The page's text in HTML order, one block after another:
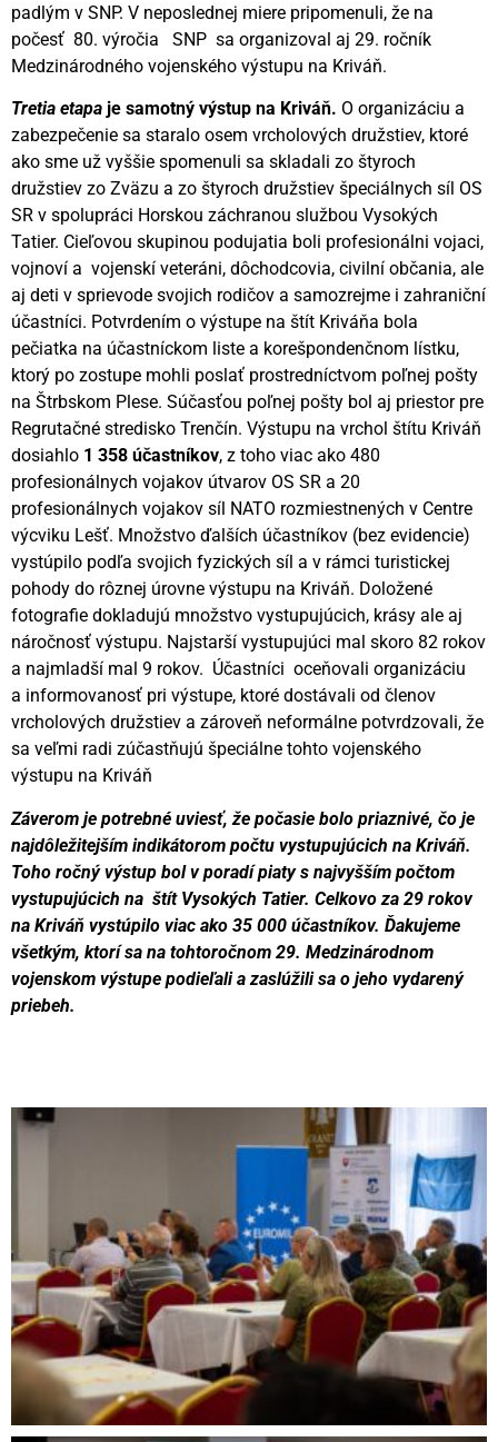
padlým v SNP. V neposlednej miere pripomenuli, že na
počesť 80. výročia SNP sa organizoval aj 29. ročník
Medzinárodného vojenského výstupu na Kriváň.
Tretia etapa je samotný výstup na Kriváň. O organizáciu a
zabezpečenie sa staralo osem vrcholových družstiev, ktoré
ako sme už vyššie spomenuli sa skladali zo štyroch
družstiev zo Zväzu a zo štyroch družstiev špeciálnych síl OS
SR v spolupráci Horskou záchranou službou Vysokých
Tatier. Cieľovou skupinou podujatia boli profesionálni vojaci,
vojnoví a vojenskí veteráni, dôchodcovia, civilní občania, ale
aj deti v sprievode svojich rodičov a samozrejme i zahraniční
účastníci. Potvrdením o výstupe na štít Kriváňa bola
pečiatka na účastníckom liste a korešpondenčnom lístku,
ktorý po zostupe mohli poslať prostredníctvom poľnej pošty
na Štrbskom Plese. Súčasťou poľnej pošty bol aj priestor pre
Regrutačné stredisko Trenčín. Výstupu na vrchol štítu Kriváň
dosiahlo 1 358 účastníkov, z toho viac ako 480
profesionálnych vojakov útvarov OS SR a 20
profesionálnych vojakov síl NATO rozmiestnených v Centre
výcviku Lešť. Množstvo ďalších účastníkov (bez evidencie)
vystúpilo podľa svojich fyzických síl a v rámci turistickej
pohody do rôznej úrovne výstupu na Kriváň. Doložené
fotografie dokladujú množstvo vystupujúcich, krásy ale aj
náročnosť výstupu. Najstarší vystupujúci mal skoro 82 rokov
a najmladší mal 9 rokov. Účastníci oceňovali organizáciu
a informovanosť pri výstupe, ktoré dostávali od členov
vrcholových družstiev a zároveň neformálne potvrdzovali, že
sa veľmi radi zúčastňujú špeciálne tohto vojenského
výstupu na Kriváň
Záverom je potrebné uviesť, že počasie bolo priaznivé, čo je
najdôležitejším indikátorom počtu vystupujúcich na Kriváň.
Toho ročný výstup bol v poradí piaty s najvyšším počtom
vystupujúcich na štít Vysokých Tatier. Celkovo za 29 rokov
na Kriváň vystúpilo viac ako 35 000 účastníkov. Ďakujeme
všetkým, ktorí sa na tohtoročnom 29. Medzinárodnom
vojenskom výstupe podieľali a zaslúžili sa o jeho vydarený
priebeh.